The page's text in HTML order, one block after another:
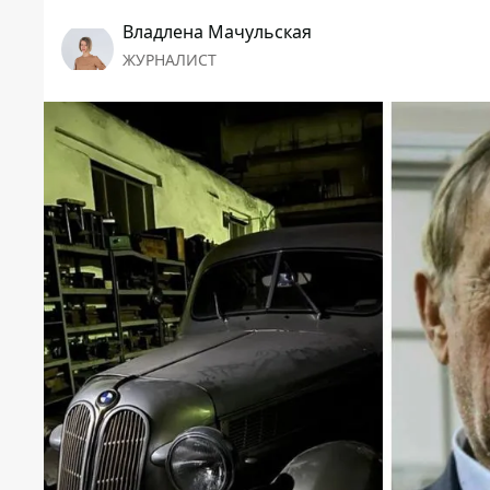
Владлена Мачульская
ЖУРНАЛИСТ